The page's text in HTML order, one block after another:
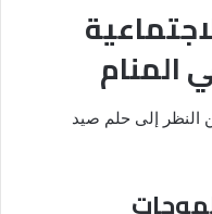
المنام
النظر إلى حلم صيد